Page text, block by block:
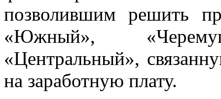
позволившим решить
«Южный»,
«Центральный»,
на заработную плату.